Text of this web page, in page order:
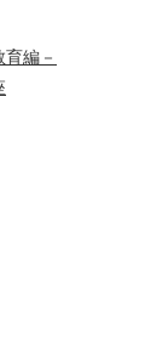
編－